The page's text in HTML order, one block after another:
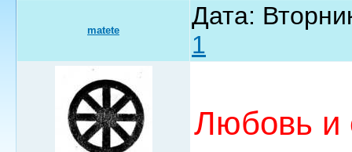
matete
Дата:
1
Любовь и